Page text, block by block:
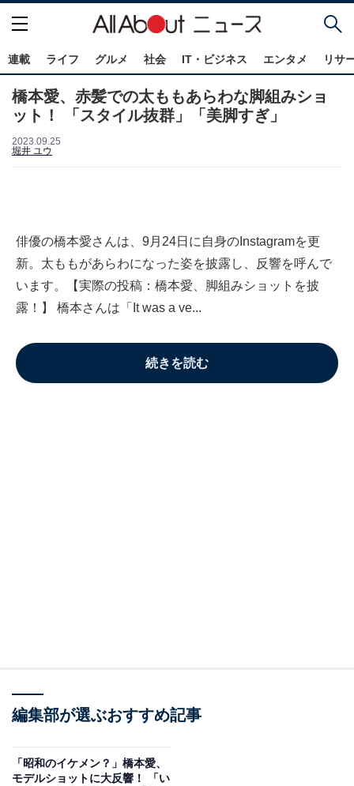
連載 ライフ グルメ 社会 IT・ビジネス エンタメ リサ
橋本愛、赤髪での太ももあらわな脚組みショ
ット！ 「スタイル抜群」「美脚すぎ」
2023.09.25
堀井 ユウ
俳優の橋本愛さんは、9月24日に自身のInstagramを更
新。太ももがあらわになった姿を披露し、反響を呼んで
います。【実際の投稿：橋本愛、脚組みショットを披
露！】 橋本さんは「It was a ve...
続きを読む
編集部が選ぶおすすめ記事
「昭和のイケメン？」橋本愛、
モデルショットに大反響！ 「い